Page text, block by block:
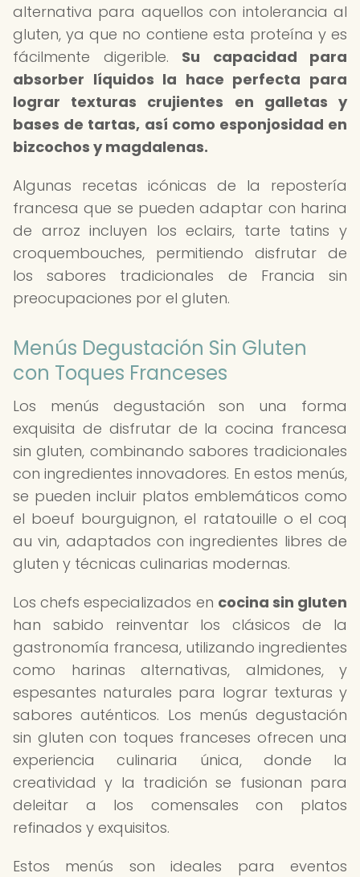
alternativa para aquellos con intolerancia al
gluten, ya que no contiene esta proteína y es
fácilmente digerible. Su capacidad para
absorber líquidos la hace perfecta para
lograr texturas crujientes en galletas y
bases de tartas, así como esponjosidad en
bizcochos y magdalenas.
Algunas recetas icónicas de la repostería
francesa que se pueden adaptar con harina
de arroz incluyen los eclairs, tarte tatins y
croquembouches, permitiendo disfrutar de
los sabores tradicionales de Francia sin
preocupaciones por el gluten.
Menús Degustación Sin Gluten
con Toques Franceses
Los menús degustación son una forma
exquisita de disfrutar de la cocina francesa
sin gluten, combinando sabores tradicionales
con ingredientes innovadores. En estos menús,
se pueden incluir platos emblemáticos como
el boeuf bourguignon, el ratatouille o el coq
au vin, adaptados con ingredientes libres de
gluten y técnicas culinarias modernas.
Los chefs especializados en cocina sin gluten
han sabido reinventar los clásicos de la
gastronomía francesa, utilizando ingredientes
como harinas alternativas, almidones, y
espesantes naturales para lograr texturas y
sabores auténticos. Los menús degustación
sin gluten con toques franceses ofrecen una
experiencia culinaria única, donde la
creatividad y la tradición se fusionan para
deleitar a los comensales con platos
refinados y exquisitos.
Estos menús son ideales para eventos